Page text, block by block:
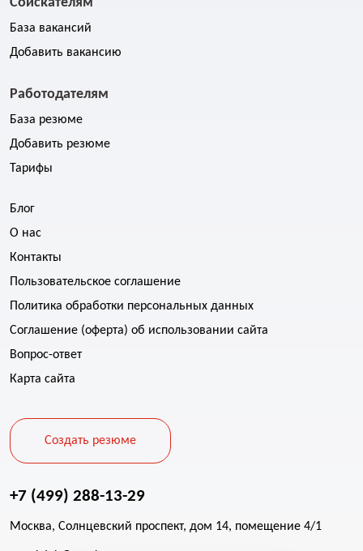
База вакансий
Добавить вакансию
Работодателям
База резюме
Добавить резюме
Тарифы
Блог
О нас
Контакты
Пользовательское соглашение
Политика обработки персональных данных
Соглашение (оферта) об использовании сайта
Вопрос-ответ
Карта сайта
Создать резюме
+7 (499) 288-13-29
Москва, Солнцевский проспект, дом 14, помещение 4/1